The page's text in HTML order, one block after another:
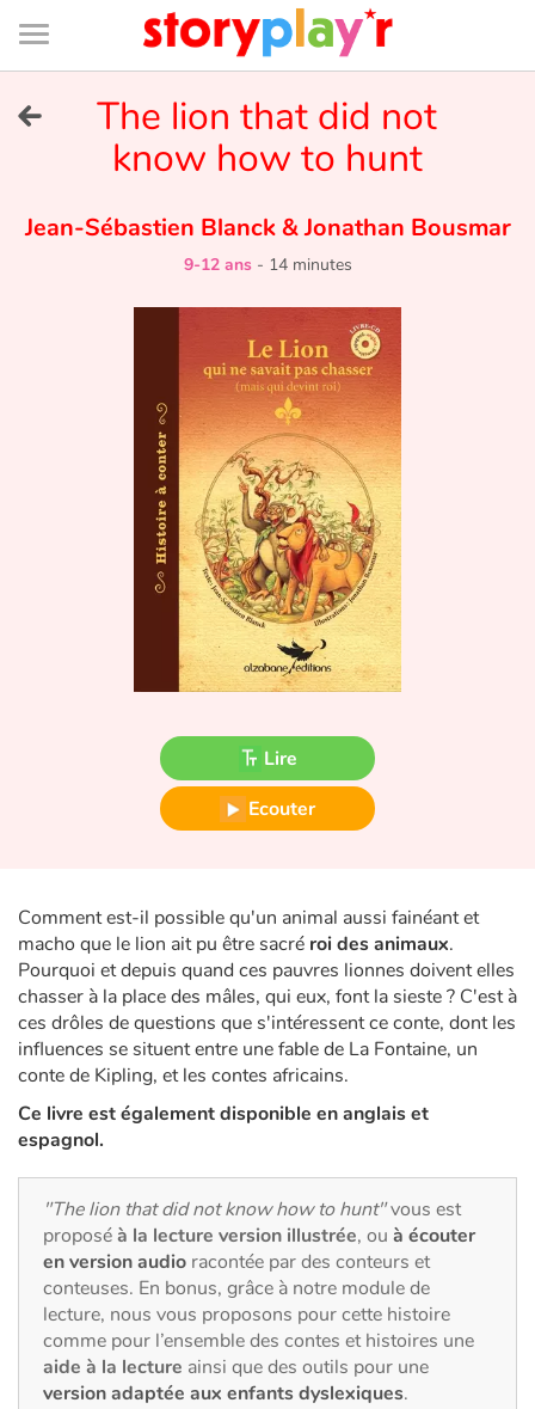
Connexion
Bibliothèque
de
page
Je me connecte
Tester gratuitement
Bibliothèque
Contes d'ici et d'ailleurs
Fable, mythe, littérature et poésie
Princesses et princes, rois, reines et dragons
Ogres, monstres et sorcières
Écologie, nature, saisons
Autour du monde
Apprentissage
Art, espace, activité
Documentaires
Quotidien et loisirs
À l'école
Fêtes et évènements
The lion that did not
know how to hunt
Jean-Sébastien Blanck&Jonathan Bousmar
9-12 ans- 14 minutes
Lire
Ecouter
Comment est-il possible qu'un animal aussi fainéant et
macho que le lion ait pu être sacré roi des animaux.
Pourquoi et depuis quand ces pauvres lionnes doivent elles
chasser à la place des mâles, qui eux, font la sieste ? C'est à
ces drôles de questions que s'intéressent ce conte, dont les
influences se situent entre une fable de La Fontaine, un
conte de Kipling, et les contes africains.
Ce livre est également disponible en anglais et
espagnol.
"The lion that did not know how to hunt"vous est
proposéà la lecture version illustrée, ou à écouter
en version audio racontée par des conteurs et
conteuses. En bonus, grâce à notre module de
lecture, nous vous proposons pour cette histoire
comme pour l’ensemble des contes et histoires une
aide à la lecture ainsi que des outils pour une
version adaptée aux enfants dyslexiques.